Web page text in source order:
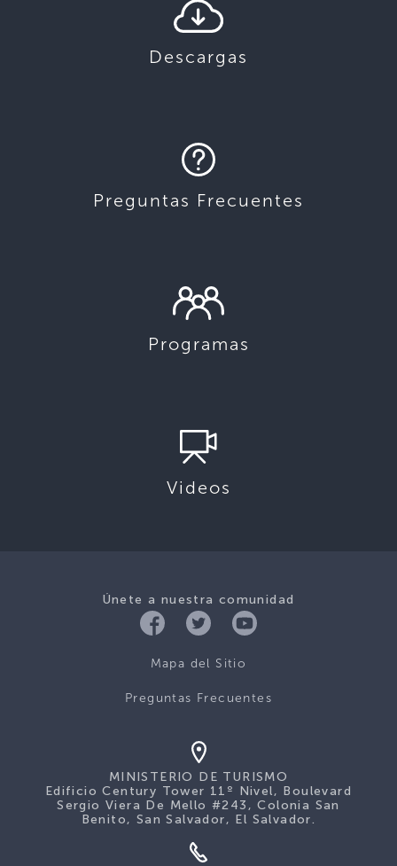
Descargas
Preguntas Frecuentes
Programas
Videos
Únete a nuestra comunidad
Mapa del Sitio
Preguntas Frecuentes
MINISTERIO DE TURISMO
Edificio Century Tower 11º Nivel, Boulevard
Sergio Viera De Mello #243, Colonia San
Benito, San Salvador, El Salvador.